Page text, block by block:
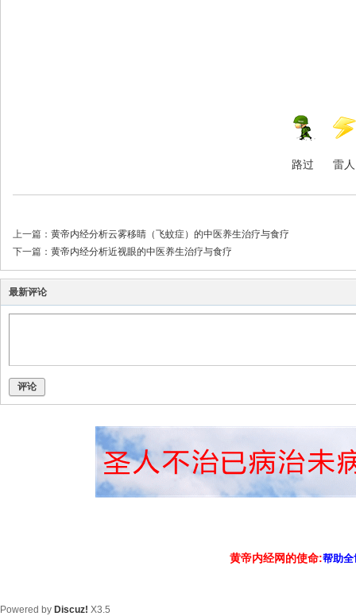
路过 雷人
上一篇： 黄帝内经分析云雾移睛（飞蚊症）的中医养生治疗与食疗
下一篇： 黄帝内经分析近视眼的中医养生治疗与食疗
最新评论
评论
黄帝内经网的使命:帮助
Powered by Discuz! X3.5